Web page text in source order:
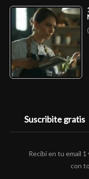
Suscribite gratis
Recibí en tu email
con